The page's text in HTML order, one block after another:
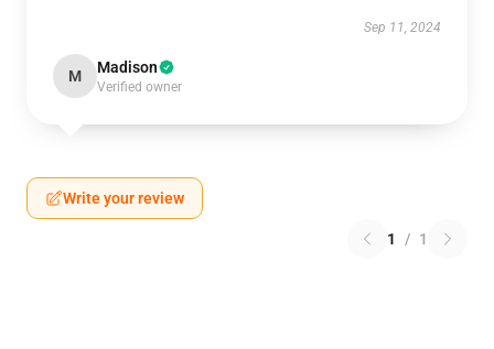
Sep 11, 2024
M Madison
Verified owner
Write your review
1 / 1